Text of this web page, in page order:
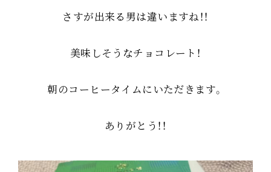
さすが出来る男は違いますね！！
美味しそうなチョコレート！
朝のコーヒータイムにいただきます。
ありがとう！！